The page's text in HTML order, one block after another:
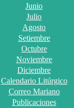
Junio
Julio
Agosto
Setiembre
Octubre
Noviembre
Diciembre
Calendario Litúrgico
Correo Mariano
Publicaciones